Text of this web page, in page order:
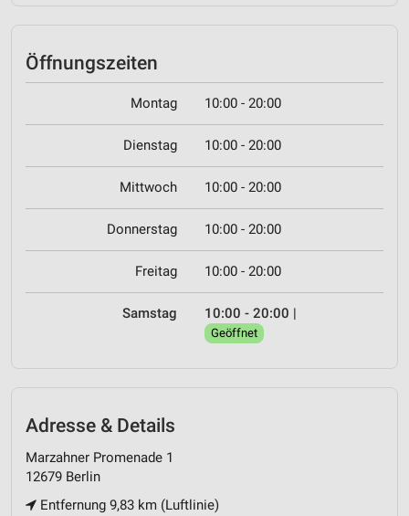
Öffnungszeiten
Montag 10:00 - 20:00
Dienstag 10:00 - 20:00
Mittwoch 10:00 - 20:00
Donnerstag 10:00 - 20:00
Freitag 10:00 - 20:00
Samstag 10:00 - 20:00 |
Geöffnet
Adresse & Details
Marzahner Promenade 1
12679 Berlin
Entfernung 9,83 km (Luftlinie)